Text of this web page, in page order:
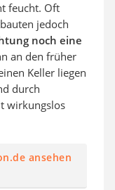
feucht. Oft
jedoch
noch eine
an den früher
Keller liegen
durch
wirkungslos
ansehen